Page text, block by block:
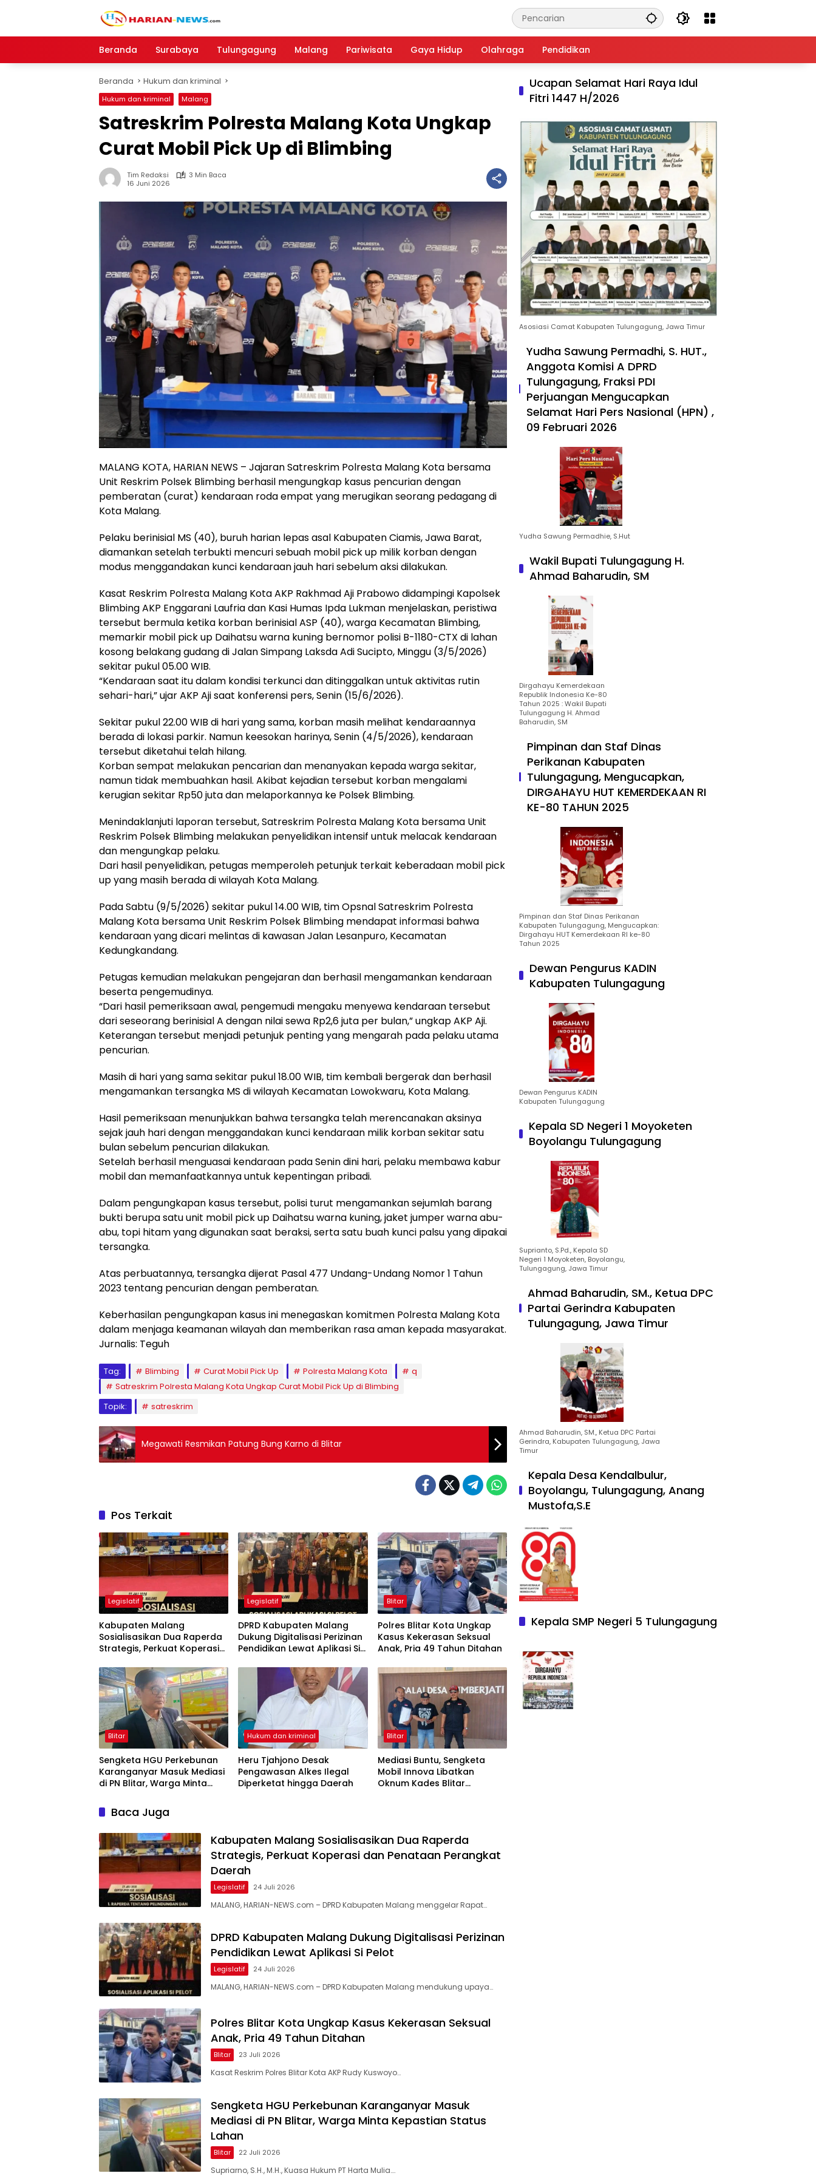
Beranda
Surabaya Tulungagung Malang Pariwisata Gaya Hidup Olahraga Pendidikan
Beranda Hukum dan kriminal
Hukum dan kriminal Malang
Satreskrim Polresta Malang Kota Ungkap
Curat Mobil Pick Up di Blimbing
Tim Redaksi
3 Min Baca
16 Juni 2026
MALANG KOTA, HARIAN NEWS – Jajaran Satreskrim Polresta Malang Kota bersama
Unit Reskrim Polsek Blimbing berhasil mengungkap kasus pencurian dengan
pemberatan (curat) kendaraan roda empat yang merugikan seorang pedagang di
Kota Malang.
Pelaku berinisial MS (40), buruh harian lepas asal Kabupaten Ciamis, Jawa Barat,
diamankan setelah terbukti mencuri sebuah mobil pick up milik korban dengan
modus menggandakan kunci kendaraan jauh hari sebelum aksi dilakukan.
Kasat Reskrim Polresta Malang Kota AKP Rakhmad Aji Prabowo didampingi Kapolsek
Blimbing AKP Enggarani Laufria dan Kasi Humas Ipda Lukman menjelaskan, peristiwa
tersebut bermula ketika korban berinisial ASP (40), warga Kecamatan Blimbing,
memarkir mobil pick up Daihatsu warna kuning bernomor polisi B-1180-CTX di lahan
kosong belakang gudang di Jalan Simpang Laksda Adi Sucipto, Minggu (3/5/2026)
sekitar pukul 05.00 WIB.
“Kendaraan saat itu dalam kondisi terkunci dan ditinggalkan untuk aktivitas rutin
sehari-hari,” ujar AKP Aji saat konferensi pers, Senin (15/6/2026).
Sekitar pukul 22.00 WIB di hari yang sama, korban masih melihat kendaraannya
berada di lokasi parkir. Namun keesokan harinya, Senin (4/5/2026), kendaraan
tersebut diketahui telah hilang.
Korban sempat melakukan pencarian dan menanyakan kepada warga sekitar,
namun tidak membuahkan hasil. Akibat kejadian tersebut korban mengalami
kerugian sekitar Rp50 juta dan melaporkannya ke Polsek Blimbing.
Menindaklanjuti laporan tersebut, Satreskrim Polresta Malang Kota bersama Unit
Reskrim Polsek Blimbing melakukan penyelidikan intensif untuk melacak kendaraan
dan mengungkap pelaku.
Dari hasil penyelidikan, petugas memperoleh petunjuk terkait keberadaan mobil pick
up yang masih berada di wilayah Kota Malang.
Pada Sabtu (9/5/2026) sekitar pukul 14.00 WIB, tim Opsnal Satreskrim Polresta
Malang Kota bersama Unit Reskrim Polsek Blimbing mendapat informasi bahwa
kendaraan yang dicari melintas di kawasan Jalan Lesanpuro, Kecamatan
Kedungkandang.
Petugas kemudian melakukan pengejaran dan berhasil mengamankan kendaraan
beserta pengemudinya.
“Dari hasil pemeriksaan awal, pengemudi mengaku menyewa kendaraan tersebut
dari seseorang berinisial A dengan nilai sewa Rp2,6 juta per bulan,” ungkap AKP Aji.
Keterangan tersebut menjadi petunjuk penting yang mengarah pada pelaku utama
pencurian.
Masih di hari yang sama sekitar pukul 18.00 WIB, tim kembali bergerak dan berhasil
mengamankan tersangka MS di wilayah Kecamatan Lowokwaru, Kota Malang.
Hasil pemeriksaan menunjukkan bahwa tersangka telah merencanakan aksinya
sejak jauh hari dengan menggandakan kunci kendaraan milik korban sekitar satu
bulan sebelum pencurian dilakukan.
Setelah berhasil menguasai kendaraan pada Senin dini hari, pelaku membawa kabur
mobil dan memanfaatkannya untuk kepentingan pribadi.
Dalam pengungkapan kasus tersebut, polisi turut mengamankan sejumlah barang
bukti berupa satu unit mobil pick up Daihatsu warna kuning, jaket jumper warna abu-
abu, topi hitam yang digunakan saat beraksi, serta satu buah kunci palsu yang dipakai
tersangka.
Atas perbuatannya, tersangka dijerat Pasal 477 Undang-Undang Nomor 1 Tahun
2023 tentang pencurian dengan pemberatan.
Keberhasilan pengungkapan kasus ini menegaskan komitmen Polresta Malang Kota
dalam menjaga keamanan wilayah dan memberikan rasa aman kepada masyarakat.
Jurnalis: Teguh
Tag: Blimbing Curat Mobil Pick Up Polresta Malang Kota
q
Satreskrim Polresta Malang Kota Ungkap Curat Mobil Pick Up di Blimbing
Topik:
satreskrim
Megawati Resmikan Patung Bung Karno di Blitar
Pos Terkait
Legislatif
Kabupaten Malang
Sosialisasikan Dua Raperda
Strategis, Perkuat Koperasi
Daerah
Legislatif
DPRD Kabupaten Malang
Dukung Digitalisasi Perizinan
Pendidikan Lewat Aplikasi Si
Blitar
Polres Blitar Kota Ungkap
Kasus Kekerasan Seksual
Anak, Pria 49 Tahun Ditahan
Blitar
Sengketa HGU Perkebunan
Karanganyar Masuk Mediasi
di PN Blitar, Warga Minta
Hukum dan kriminal
Heru Tjahjono Desak
Pengawasan Alkes Ilegal
Diperketat hingga Daerah
Blitar
Mediasi Buntu, Sengketa
Mobil Innova Libatkan
Oknum Kades Blitar
Baca Juga
Kabupaten Malang Sosialisasikan Dua Raperda
Strategis, Perkuat Koperasi dan Penataan Perangkat
Daerah
Legislatif 24 Juli 2026
MALANG, HARIAN-NEWS.com – DPRD Kabupaten Malang menggelar Rapat…
DPRD Kabupaten Malang Dukung Digitalisasi Perizinan
Pendidikan Lewat Aplikasi Si Pelot
Legislatif 24 Juli 2026
MALANG, HARIAN-NEWS.com – DPRD Kabupaten Malang mendukung upaya…
Polres Blitar Kota Ungkap Kasus Kekerasan Seksual
Anak, Pria 49 Tahun Ditahan
Blitar 23 Juli 2026
Kasat Reskrim Polres Blitar Kota AKP Rudy Kuswoyo…
Sengketa HGU Perkebunan Karanganyar Masuk
Mediasi di PN Blitar, Warga Minta Kepastian Status
Lahan
Blitar 22 Juli 2026
Supriarno, S.H., M.H., Kuasa Hukum PT Harta Mulia….
Ucapan Selamat Hari Raya Idul
Fitri 1447 H/2026
Asosiasi Camat Kabupaten Tulungagung, Jawa Timur
Yudha Sawung Permadhi, S. HUT.,
Anggota Komisi A DPRD
Tulungagung, Fraksi PDI
Perjuangan Mengucapkan
Selamat Hari Pers Nasional (HPN) ,
09 Februari 2026
Yudha Sawung Permadhie, S.Hut
Wakil Bupati Tulungagung H.
Ahmad Baharudin, SM
Dirgahayu Kemerdekaan
Republik Indonesia Ke-80
Tahun 2025 : Wakil Bupati
Tulungagung H. Ahmad
Baharudin, SM
Pimpinan dan Staf Dinas
Perikanan Kabupaten
Tulungagung, Mengucapkan,
DIRGAHAYU HUT KEMERDEKAAN RI
KE-80 TAHUN 2025
Pimpinan dan Staf Dinas Perikanan
Kabupaten Tulungagung, Mengucapkan:
Dirgahayu HUT Kemerdekaan RI ke-80
Tahun 2025
Dewan Pengurus KADIN
Kabupaten Tulungagung
Dewan Pengurus KADIN
Kabupaten Tulungagung
Kepala SD Negeri 1 Moyoketen
Boyolangu Tulungagung
Suprianto, S.Pd., Kepala SD
Negeri 1 Moyoketen, Boyolangu,
Tulungagung, Jawa Timur
Ahmad Baharudin, SM., Ketua DPC
Partai Gerindra Kabupaten
Tulungagung, Jawa Timur
Ahmad Baharudin, SM., Ketua DPC Partai
Gerindra, Kabupaten Tulungagung, Jawa
Timur
Kepala Desa Kendalbulur,
Boyolangu, Tulungagung, Anang
Mustofa,S.E
Kepala SMP Negeri 5 Tulungagung